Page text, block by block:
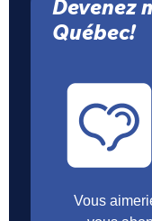
Devenez
Québec!
Vous